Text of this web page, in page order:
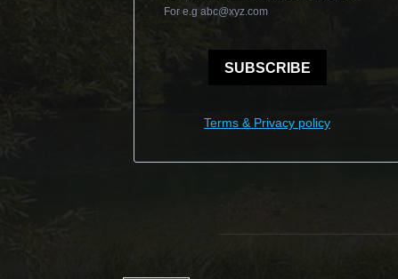
For e.g abc@xyz.com
SUBSCRIBE
Terms & Privacy policy